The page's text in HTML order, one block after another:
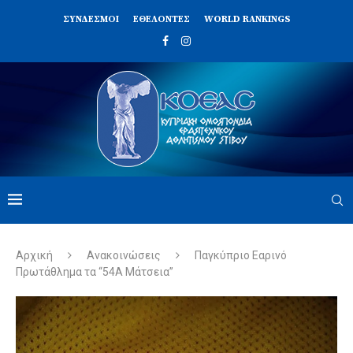
ΣΥΝΔΈΣΜΟΙ ΕΘΕΛΟΝΤΈΣ WORLD RANKINGS
Αρχική Ανακοινώσεις
Παγκύπριο Εαρινό
Πρωτάθλημα τα “54Α Μάτσεια”